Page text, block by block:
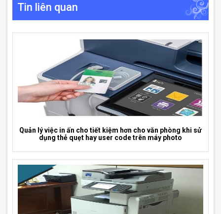
Tin liên quan
Quản lý việc in ấn cho tiết kiệm hơn cho văn phòng khi sử
dụng thẻ quẹt hay user code trên máy photo